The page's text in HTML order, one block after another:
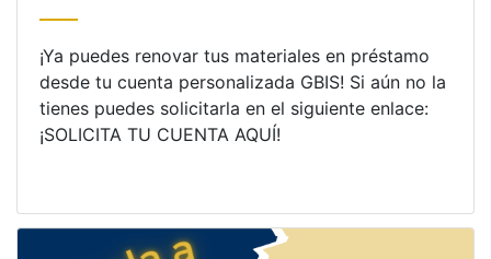
¡Ya puedes renovar tus materiales en préstamo
desde tu cuenta personalizada GBIS! Si aún no la
tienes puedes solicitarla en el siguiente enlace:
¡SOLICITA TU CUENTA AQUÍ!